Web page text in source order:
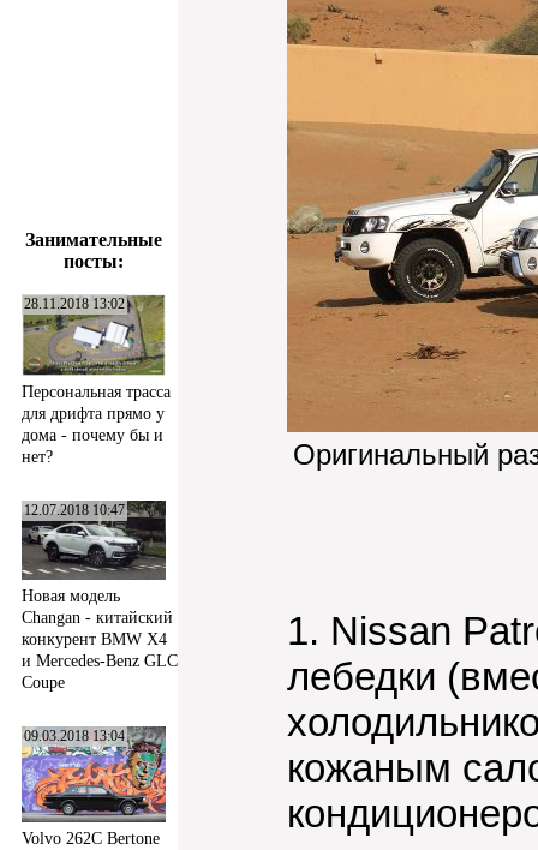
Занимательные
посты:
28.11.2018 13:02
Персональная трасса
для дрифта прямо у
дома - почему бы и
нет?
12.07.2018 10:47
Новая модель
Changan - китайский
конкурент BMW X4
и Mercedes-Benz GLC
Coupe
09.03.2018 13:04
Volvo 262C Bertone
Оригинальный
1. Nissan
лебедки
кожаным